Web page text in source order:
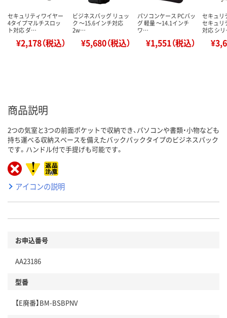
セキュリティワイヤー
4タイプマルチスロッ
ト対応 ダ…
¥2,178（税込）
ビジネスバッグ リュッ
ク ～15.6インチ対応
2w…
¥5,680（税込）
パソコンケース PCバッ
グ 軽量 ～14.1インチ
ワ…
¥1,551（税込）
セキュリ
セキュリ
対応 シ
商品説明
2つの気室と3つの前面ポケットで収納でき、パソコンや書類・小物なども
持ち運べる収納スペースを備えたバックパックタイプのビジネスパック
です。ハンドル付で手提げも可能です。
アイコンの説明
お申込番号
AA23186
型番
【E廃番】BM-BSBPNV